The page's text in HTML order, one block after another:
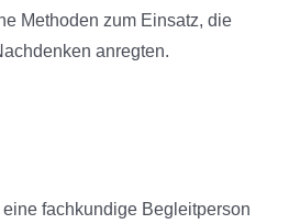
Methoden zum Einsatz, die
anregten.
fachkundige Begleitperson